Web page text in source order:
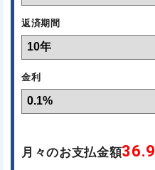
返済期間
金利
月々のお支払金額36.9